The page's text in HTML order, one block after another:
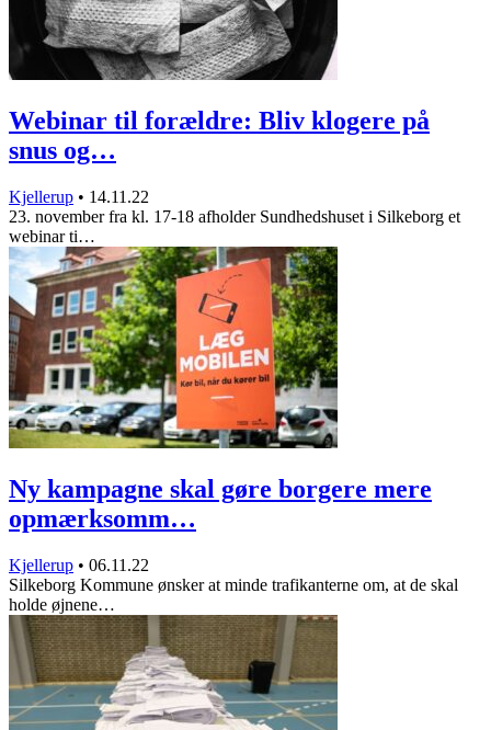
Webinar til forældre: Bliv klogere på
snus og…
Kjellerup • 14.11.22
23. november fra kl. 17-18 afholder Sundhedshuset i Silkeborg et
webinar ti…
Ny kampagne skal gøre borgere mere
opmærksomm…
Kjellerup • 06.11.22
Silkeborg Kommune ønsker at minde trafikanterne om, at de skal
holde øjnene…